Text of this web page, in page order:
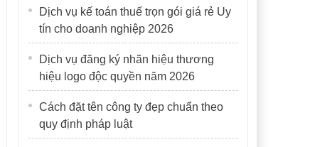
Dịch vụ kế toán thuế trọn gói giá rẻ Uy
tín cho doanh nghiệp 2026
Dịch vụ đăng ký nhãn hiệu thương
hiệu logo độc quyền năm 2026
Cách đặt tên công ty đẹp chuẩn theo
quy định pháp luật